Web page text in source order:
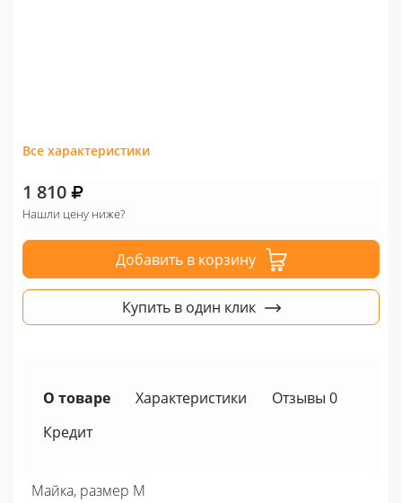
Все характеристики
1 810
Нашли цену ниже?
Добавить в корзину
Купить в один клик
О товаре Характеристики
Отзывы 0
Кредит
Майка, размер М